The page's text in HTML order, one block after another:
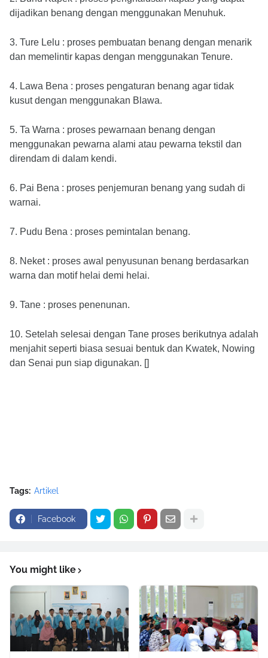
dijadikan benang dengan menggunakan Menuhuk.
3. Ture Lelu : proses pembuatan benang dengan menarik
dan memelintir kapas dengan menggunakan Tenure.
4. Lawa Bena : proses pengaturan benang agar tidak
kusut dengan menggunakan Blawa.
5. Ta Warna : proses pewarnaan benang dengan
menggunakan pewarna alami atau pewarna tekstil dan
direndam di dalam kendi.
6. Pai Bena : proses penjemuran benang yang sudah di
warnai.
7. Pudu Bena : proses pemintalan benang.
8. Neket : proses awal penyusunan benang berdasarkan
warna dan motif helai demi helai.
9. Tane : proses penenunan.
10. Setelah selesai dengan Tane proses berikutnya adalah
menjahit seperti biasa sesuai bentuk dan Kwatek, Nowing
dan Senai pun siap digunakan. []
Tags: Artikel
Facebook
You might like